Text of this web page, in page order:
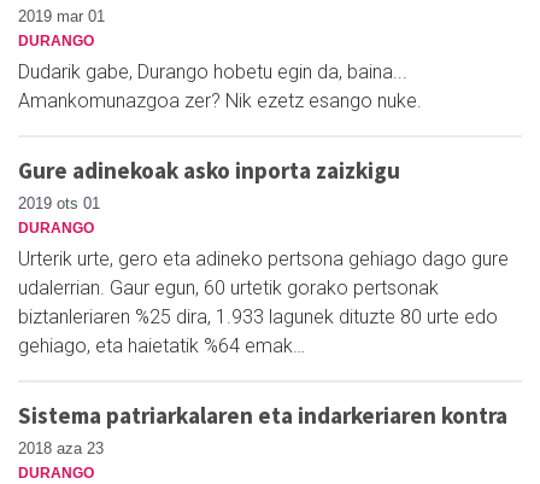
2019 mar 01
DURANGO
Dudarik gabe, Durango hobetu egin da, baina...
Amankomunazgoa zer? Nik ezetz esango nuke.
Gure adinekoak asko inporta zaizkigu
2019 ots 01
DURANGO
Urterik urte, gero eta adineko pertsona gehiago dago gure
udalerrian. Gaur egun, 60 urtetik gorako pertsonak
biztanleriaren %25 dira, 1.933 lagunek dituzte 80 urte edo
gehiago, eta haietatik %64 emak…
Sistema patriarkalaren eta indarkeriaren kontra
2018 aza 23
DURANGO